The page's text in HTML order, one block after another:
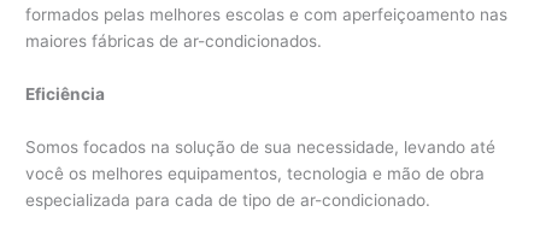
formados pelas melhores escolas e com aperfeiçoamento nas
maiores fábricas de ar-condicionados.
Eficiência
Somos focados na solução de sua necessidade, levando até
você os melhores equipamentos, tecnologia e mão de obra
especializada para cada de tipo de ar-condicionado.